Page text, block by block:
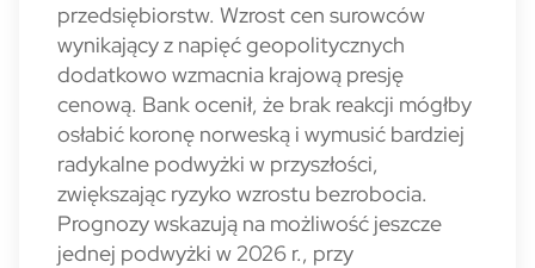
przedsiębiorstw. Wzrost cen surowców
wynikający z napięć geopolitycznych
dodatkowo wzmacnia krajową presję
cenową. Bank ocenił, że brak reakcji mógłby
osłabić koronę norweską i wymusić bardziej
radykalne podwyżki w przyszłości,
zwiększając ryzyko wzrostu bezrobocia.
Prognozy wskazują na możliwość jeszcze
jednej podwyżki w 2026 r., przy